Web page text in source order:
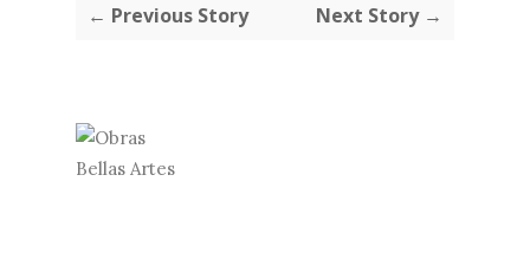
← Previous Story Next Story →